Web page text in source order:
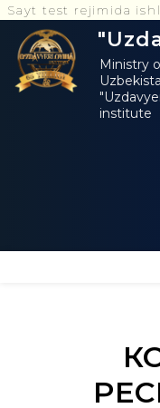
test rejimida
Ministry
institute